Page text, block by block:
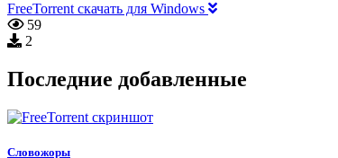
FreeTorrent скачать для Windows
59
2
Последние добавленные
Словожоры